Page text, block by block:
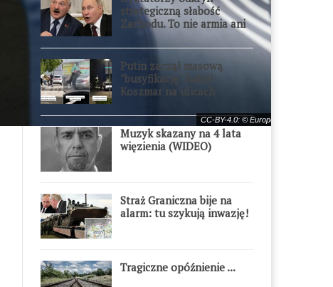
CC-BY-4.0: © European Union 2022–
strategiczną słabość
Zachodu. To nie armia ani
gospodarka
Putin zaczął masową
"busyfikację" ludzi!
Koszmar na ulicach
Muzyk skazany na 4 lata
więzienia (WIDEO)
Straż Graniczna bije na
alarm: tu szykują inwazję!
Tragiczne opóźnienie ...